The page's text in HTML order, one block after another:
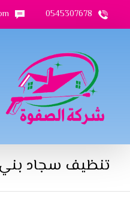
0545307678
تنظيف سجاد